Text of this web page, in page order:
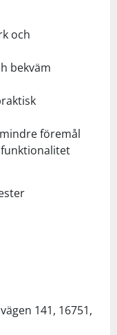
och
bekväm
föremål
141, 16751,